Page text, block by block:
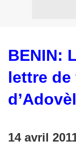
BENIN:
lettre
14 avril